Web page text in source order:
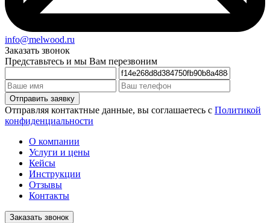
info@melwood.ru
Заказать звонок
Представьтесь и мы Вам перезвоним
Отправляя контактные данные, вы соглашаетесь с Политикой
конфиденциальности
О компании
Услуги и цены
Кейсы
Инструкции
Отзывы
Контакты
Заказать звонок